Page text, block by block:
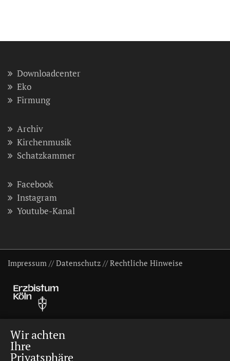
Downloadcenter
Eko
Firmung
Archiv
Kirchenmusik
Schatzkammer
Facebook
Instagram
Youtube-Kanal
Impressum //Datenschutz //Rechtliche Hinweise
Wir achten
Ihre
Privatsphäre